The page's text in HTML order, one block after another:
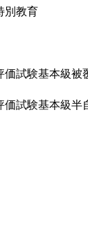
別教育
価試験基本級
価試験基本級半